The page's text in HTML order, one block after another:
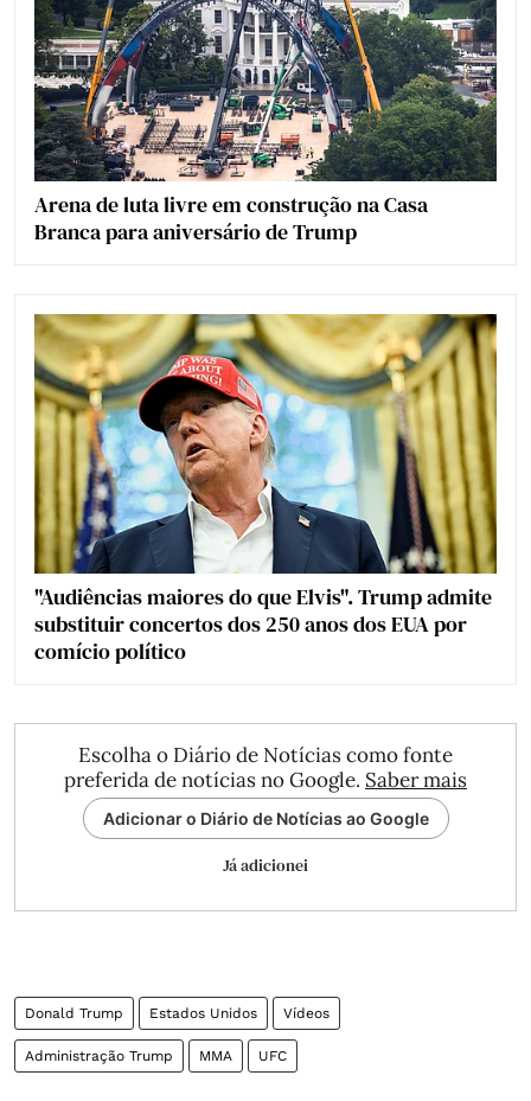
Arena de luta livre em construção na Casa
Branca para aniversário de Trump
"Audiências maiores do que Elvis". Trump admite
substituir concertos dos 250 anos dos EUA por
comício político
Escolha o Diário de Notícias como fonte
preferida de notícias no Google. Saber mais
Adicionar o Diário de Notícias ao Google
Já adicionei
Donald Trump Estados Unidos Vídeos
Administração Trump MMA UFC